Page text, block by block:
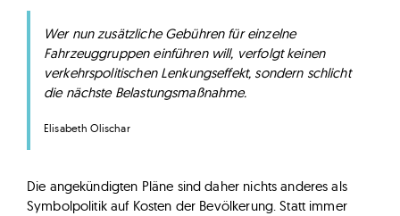
Wer nun zusätzliche Gebühren für einzelne
Fahrzeuggruppen einführen will, verfolgt keinen
verkehrspolitischen Lenkungseffekt, sondern schlicht
die nächste Belastungsmaßnahme.
Elisabeth Olischar
Die angekündigten Pläne sind daher nichts anderes als
Symbolpolitik auf Kosten der Bevölkerung. Statt immer